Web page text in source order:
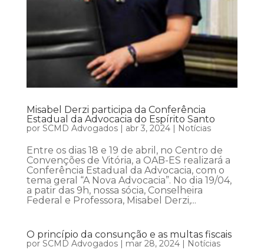
Misabel Derzi participa da Conferência
Estadual da Advocacia do Espírito Santo
por SCMD Advogados| abr 3, 2024| Notícias
Entre os dias 18 e 19 de abril, no Centro de
Convenções de Vitória, a OAB-ES realizará a
Conferência Estadual da Advocacia, com o
tema geral “A Nova Advocacia”. No dia 19/04,
a patir das 9h, nossa sócia, Conselheira
Federal e Professora, Misabel Derzi,...
O princípio da consunção e as multas fiscais
por SCMD Advogados| mar 28, 2024| Notícias